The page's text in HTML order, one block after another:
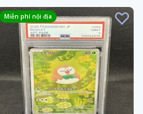
Miễn phí nội địa